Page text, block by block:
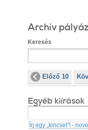
Archív
Keresés
Előző 10
Egyéb kiírások
Írj egy „kincset”! -